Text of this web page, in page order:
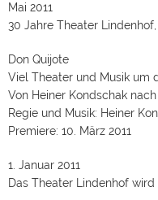
Mai 2011
30 Jahre Theater
Don Quijote
Viel Theater und Musik um
Von Heiner Kondschak
Regie und Musik: Heiner
Premiere: 10. März 2011
1. Januar 2011
Das Theater Lindenhof